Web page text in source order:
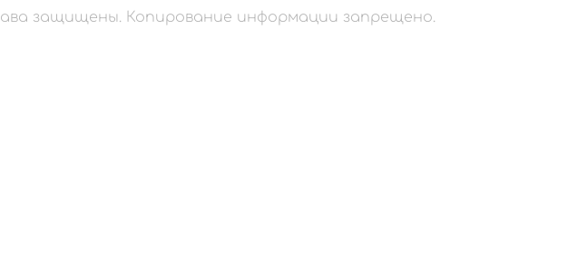
защищены. Копирование информации запрещено.